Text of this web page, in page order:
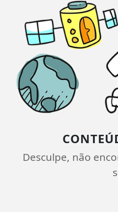
Desculpe, não